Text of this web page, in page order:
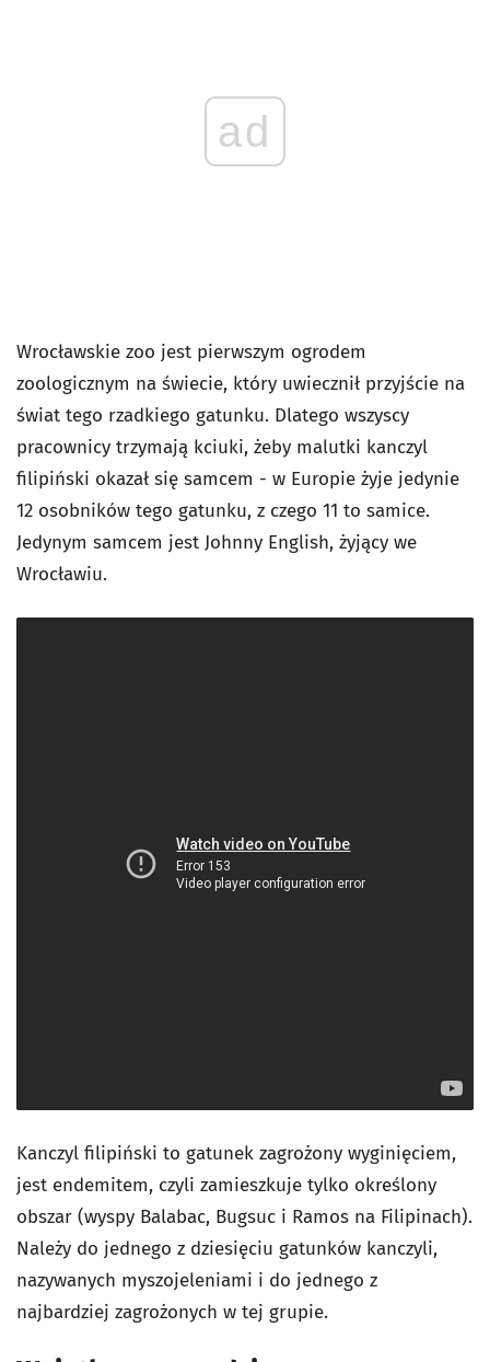
ad
Wrocławskie zoo jest pierwszym ogrodem
zoologicznym na świecie, który uwiecznił przyjście na
świat tego rzadkiego gatunku. Dlatego wszyscy
pracownicy trzymają kciuki, żeby malutki kanczyl
filipiński okazał się samcem - w Europie żyje jedynie
12 osobników tego gatunku, z czego 11 to samice.
Jedynym samcem jest Johnny English, żyjący we
Wrocławiu.
Kanczyl filipiński to gatunek zagrożony wyginięciem,
jest endemitem, czyli zamieszkuje tylko określony
obszar (wyspy Balabac, Bugsuc i Ramos na Filipinach).
Należy do jednego z dziesięciu gatunków kanczyli,
nazywanych myszojeleniami i do jednego z
najbardziej zagrożonych w tej grupie.